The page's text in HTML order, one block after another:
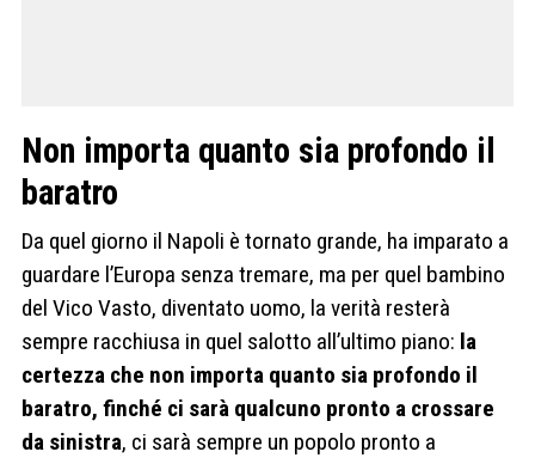
Non importa quanto sia profondo il
baratro
Da quel giorno il Napoli è tornato grande, ha imparato a
guardare l’Europa senza tremare, ma per quel bambino
del Vico Vasto, diventato uomo, la verità resterà
sempre racchiusa in quel salotto all’ultimo piano: la
certezza che non importa quanto sia profondo il
baratro, finché ci sarà qualcuno pronto a crossare
da sinistra, ci sarà sempre un popolo pronto a